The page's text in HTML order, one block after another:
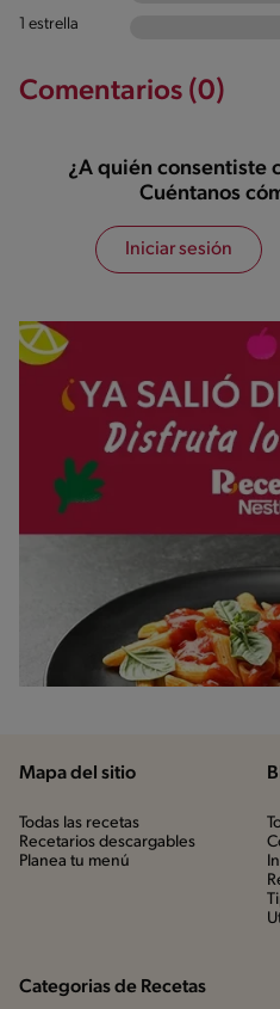
1 estrella
Comentarios (0)
¿A quién consentiste
Cuéntanos
Iniciar sesión
Mapa del sitio
Todas las recetas
Recetarios descargables
Planea tu menú
Categorias de Recetas